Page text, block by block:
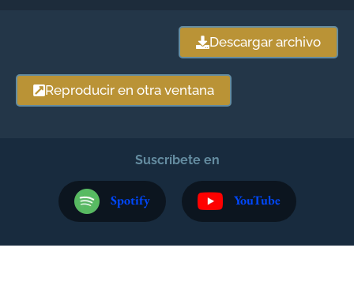
Descargar archivo
Reproducir en otra ventana
Suscríbete en
Spotify YouTube